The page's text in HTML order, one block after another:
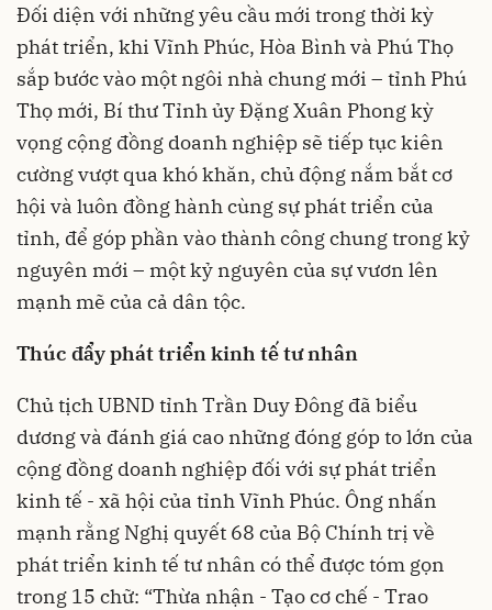
Đối diện với những yêu cầu mới trong thời kỳ
phát triển, khi Vĩnh Phúc, Hòa Bình và Phú Thọ
sắp bước vào một ngôi nhà chung mới – tỉnh Phú
Thọ mới, Bí thư Tỉnh ủy Đặng Xuân Phong kỳ
vọng cộng đồng doanh nghiệp sẽ tiếp tục kiên
cường vượt qua khó khăn, chủ động nắm bắt cơ
hội và luôn đồng hành cùng sự phát triển của
tỉnh, để góp phần vào thành công chung trong kỷ
nguyên mới – một kỷ nguyên của sự vươn lên
mạnh mẽ của cả dân tộc.
Thúc đẩy phát triển kinh tế tư nhân
Chủ tịch UBND tỉnh Trần Duy Đông đã biểu
dương và đánh giá cao những đóng góp to lớn của
cộng đồng doanh nghiệp đối với sự phát triển
kinh tế - xã hội của tỉnh Vĩnh Phúc. Ông nhấn
mạnh rằng Nghị quyết 68 của Bộ Chính trị về
phát triển kinh tế tư nhân có thể được tóm gọn
trong 15 chữ: “Thừa nhận - Tạo cơ chế - Trao